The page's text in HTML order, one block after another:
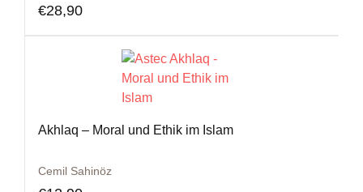
€28,90
Akhlaq – Moral und Ethik im Islam
Cemil Sahinöz